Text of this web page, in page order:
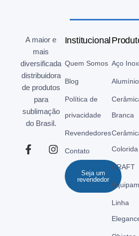
A maior e
mais
diversificada
distribuidora
de produtos
para
sublimação
do Brasil.
Institucional
Quem Somos
Blog
Política de
privacidade
Revendedores
Contato
Seja um
revendedor
Aço Inox
Alumínio
Branca
Colorida
CRAFT
Linha